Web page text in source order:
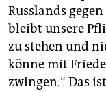
Russlands
bleibt unsere
zu stehen und
könne mit
zwingen.“ Das